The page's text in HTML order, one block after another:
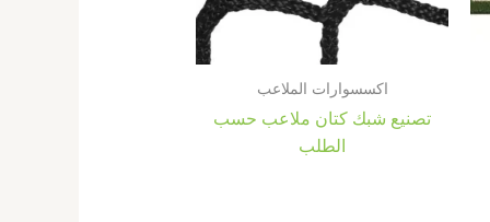
اكسسوارات الملاعب
تصنيع شبك كتان ملاعب حسب
الطلب